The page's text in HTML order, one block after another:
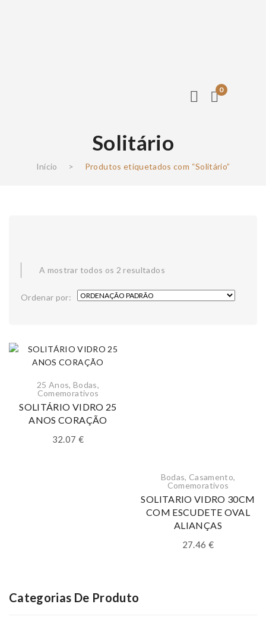
0
Solitário
Início > Produtos etiquetados com “Solitário”
A mostrar todos os 2 resultados
Ordenar por:
25 Anos,Bodas,
Comemorativos
SOLITÁRIO VIDRO 25
ANOS CORAÇÃO
32.07 €
Bodas, Casamento,
Comemorativos
SOLITARIO VIDRO 30CM
COM ESCUDETE OVAL
ALIANÇAS
27.46 €
Categorias De Produto